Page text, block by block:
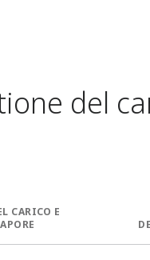
del
CARICO E